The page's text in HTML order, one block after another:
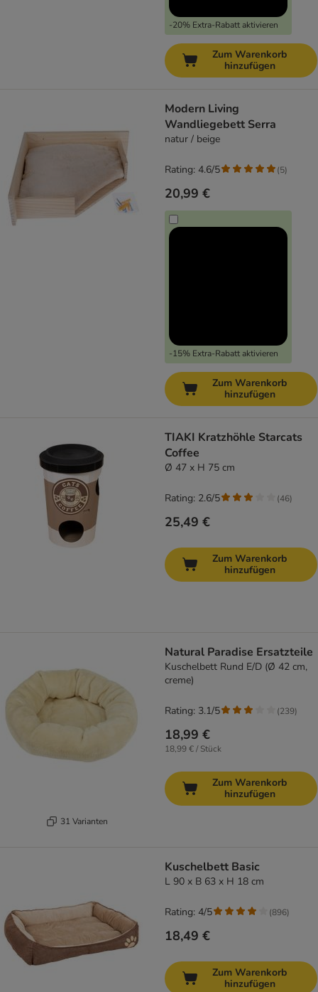
-20% Extra-Rabatt aktivieren
Zum Warenkorb
hinzufügen
Modern Living
Wandliegebett Serra
natur / beige
20,99 €
-15% Extra-Rabatt aktivieren
Rating: 4.6/5 (5)
Zum Warenkorb
hinzufügen
TIAKI Kratzhöhle Starcats
Coffee
Ø 47 x H 75 cm
25,49 €
Rating: 2.6/5 (46)
Zum Warenkorb
hinzufügen
31 Varianten
Natural Paradise Ersatzteile
Kuschelbett Rund E/D (Ø 42 cm,
creme)
18,99 €
18,99 € / Stück
Rating: 3.1/5 (239)
Zum Warenkorb
hinzufügen
Kuschelbett Basic
L 90 x B 63 x H 18 cm
18,49 €
Rating: 4/5 (896)
Zum Warenkorb
hinzufügen